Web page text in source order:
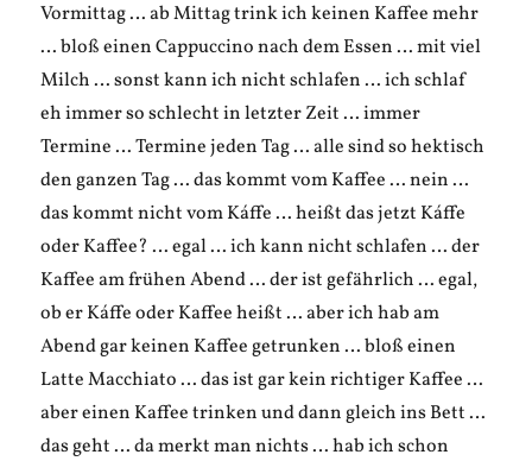
Vormittag … ab Mittag trink ich keinen Kaffee mehr
… bloß einen Cappuccino nach dem Essen … mit viel
Milch … sonst kann ich nicht schlafen … ich schlaf
eh immer so schlecht in letzter Zeit … immer
Termine … Termine jeden Tag … alle sind so hektisch
den ganzen Tag … das kommt vom Kaffee … nein …
das kommt nicht vom Káffe … heißt das jetzt Káffe
oder Kaffee? … egal … ich kann nicht schlafen … der
Kaffee am frühen Abend … der ist gefährlich … egal,
ob er Káffe oder Kaffee heißt … aber ich hab am
Abend gar keinen Kaffee getrunken … bloß einen
Latte Macchiato … das ist gar kein richtiger Kaffee …
aber einen Kaffee trinken und dann gleich ins Bett …
das geht … da merkt man nichts … hab ich schon